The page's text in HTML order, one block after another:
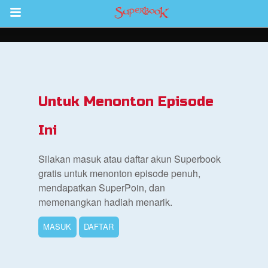
Return to Content
Alkitab untuk Anak
Untuk Menonton Episode
Ini
Silakan masuk atau daftar akun Superbook
gratis untuk menonton episode penuh,
mendapatkan SuperPoin, dan
memenangkan hadiah menarik.
MASUK DAFTAR